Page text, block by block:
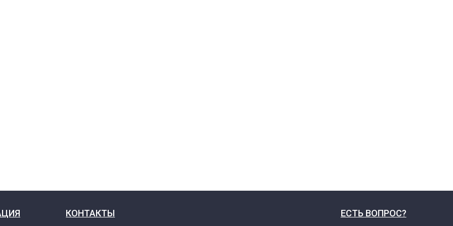
КОНТАКТЫ ЕСТЬ ВОПРОС?